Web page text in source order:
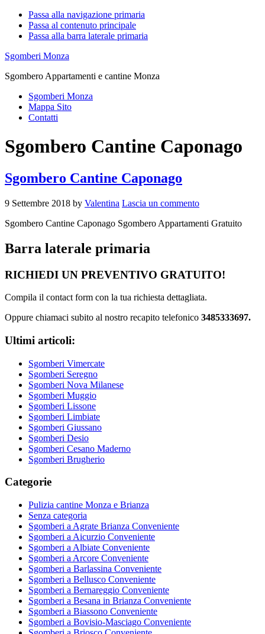
Passa alla navigazione primaria
Passa al contenuto principale
Passa alla barra laterale primaria
Sgomberi Monza
Sgombero Appartamenti e cantine Monza
Sgomberi Monza
Mappa Sito
Contatti
Sgombero Cantine Caponago
Sgombero Cantine Caponago
9 Settembre 2018 by Valentina Lascia un commento
Sgombero Cantine Caponago Sgombero Appartamenti Gratuito
Barra laterale primaria
RICHIEDI UN PREVENTIVO GRATUITO!
Compila il contact form con la tua richiesta dettagliata.
Oppure chiamaci subito al nostro recapito telefonico 3485333697.
Ultimi articoli:
Sgomberi Vimercate
Sgomberi Seregno
Sgomberi Nova Milanese
Sgomberi Muggio
Sgomberi Lissone
Sgomberi Limbiate
Sgomberi Giussano
Sgomberi Desio
Sgomberi Cesano Maderno
Sgomberi Brugherio
Categorie
Pulizia cantine Monza e Brianza
Senza categoria
Sgomberi a Agrate Brianza Conveniente
Sgomberi a Aicurzio Conveniente
Sgomberi a Albiate Conveniente
Sgomberi a Arcore Conveniente
Sgomberi a Barlassina Conveniente
Sgomberi a Bellusco Conveniente
Sgomberi a Bernareggio Conveniente
Sgomberi a Besana in Brianza Conveniente
Sgomberi a Biassono Conveniente
Sgomberi a Bovisio-Masciago Conveniente